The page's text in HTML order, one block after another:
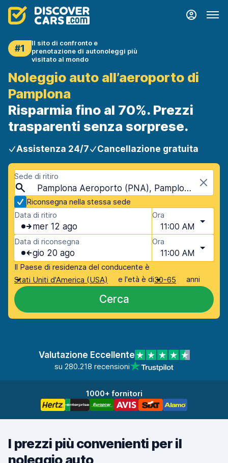
#1
Il sito di confronto e
prenotazione di autonoleggi più
visitato al mondo
Noleggio auto all’aeroporto di
Pamplona
Risparmia fino al 70%. Prezzi
trasparenti senza sorprese.
Assistenza 24/7 Cancellazione gratuita
Sede di ritiro
Pamplona Aeroporto (PNA), Pamplona, Spagna
Riconsegna nella stessa sede
Data di ritiro
mer 12 ago
Ora
11:00 AM
Data di riconsegna
gio 20 ago
Ora
11:00 AM
Il Paese di residenza del conducente è
Stati Uniti d'America (USA)
e l'età è di30-65 anni
Cerca
Valutazione Eccellente
su 280.218 recensioni
1000+ fornitori
I prezzi più convenienti per il
noleggio auto